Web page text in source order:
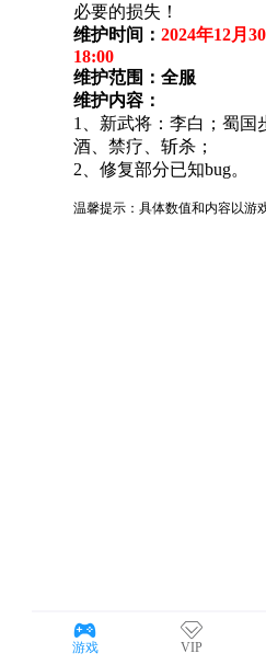
游戏 VIP